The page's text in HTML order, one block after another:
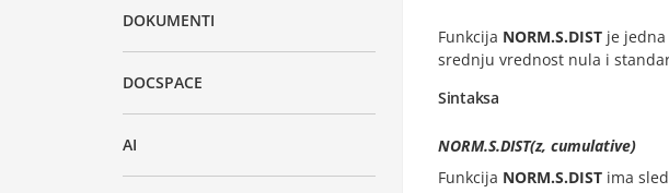
DOKUMENTI
DOCSPACE
AI
Funkcija NORM.S.DIST je jedna
srednju vrednost nula i
Sintaksa
NORM.S.DIST(z, cumulative)
Funkcija NORM.S.DIST ima